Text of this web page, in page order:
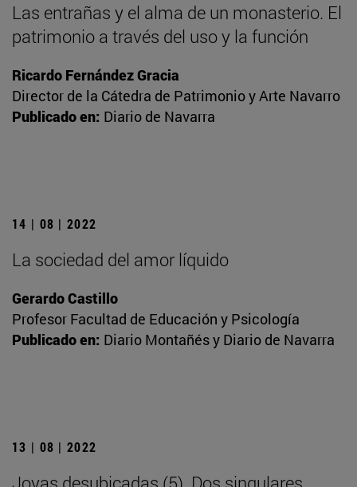
Las entrañas y el alma de un monasterio. El
patrimonio a través del uso y la función
Ricardo Fernández Gracia
Director de la Cátedra de Patrimonio y Arte Navarro
Publicado en: Diario de Navarra
14 | 08 | 2022
La sociedad del amor líquido
Gerardo Castillo
Profesor Facultad de Educación y Psicología
Publicado en: Diario Montañés y Diario de Navarra
13 | 08 | 2022